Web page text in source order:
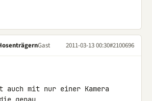
Gast 2011-03-13 00:30#2100696
auch mit nur einer Kamera